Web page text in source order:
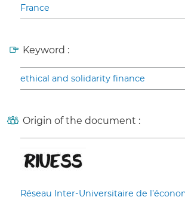
France
Keyword :
ethical and solidarity finance
Origin of the document :
Réseau Inter-Universitaire de